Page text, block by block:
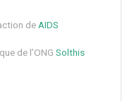
de AIDS
de l’ONG Solthis